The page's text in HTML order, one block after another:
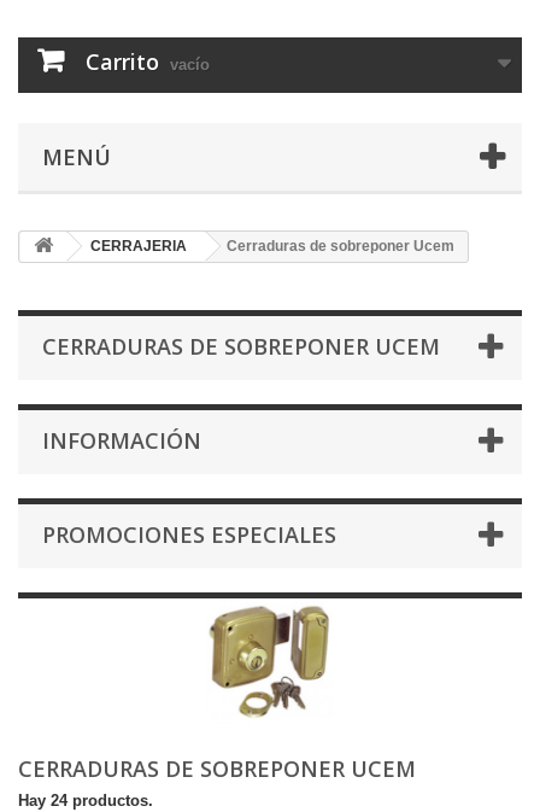
Carrito vacío
MENÚ
CERRAJERIA Cerraduras de sobreponer Ucem
CERRADURAS DE SOBREPONER UCEM
INFORMACIÓN
PROMOCIONES ESPECIALES
CERRADURAS DE SOBREPONER UCEM
Hay 24 productos.